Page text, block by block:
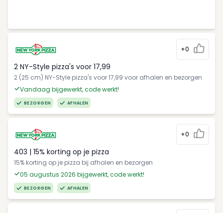
+0
2 NY-Style pizza's voor 17,99
2 (25 cm) NY-Style pizza's voor 17,99 voor afhalen en bezorgen
Vandaag bijgewerkt, code werkt!
BEZORGEN AFHALEN
+0
403 | 15% korting op je pizza
15% korting op je pizza bij afhalen en bezorgen
05 augustus 2026 bijgewerkt, code werkt!
BEZORGEN AFHALEN